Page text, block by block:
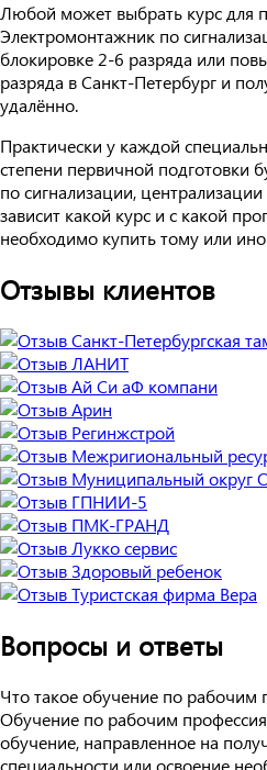
Любой может выбрать курс для
Электромонтажник по
блокировке 2-6 разряда или
разряда в Санкт-Петербург и
удалённо.
Практически у каждой
степени первичной подготовки
по сигнализации,
зависит какой курс и с какой
необходимо купить тому или
Отзывы клиентов
Вопросы и ответы
Что такое обучение по рабочим
Обучение по рабочим
обучение, направленное на
специальности или освоение